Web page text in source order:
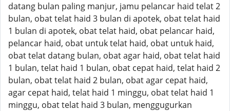
datang bulan paling manjur, jamu pelancar haid telat 2
bulan, obat telat haid 3 bulan di apotek, obat telat haid
1 bulan di apotek, obat telat haid, obat pelancar haid,
pelancar haid, obat untuk telat haid, obat untuk haid,
obat telat datang bulan, obat agar haid, obat telat haid
1 bulan, telat haid 1 bulan, obat cepat haid, telat haid 2
bulan, obat telat haid 2 bulan, obat agar cepat haid,
agar cepat haid, telat haid 1 minggu, obat telat haid 1
minggu, obat telat haid 3 bulan, menggugurkan